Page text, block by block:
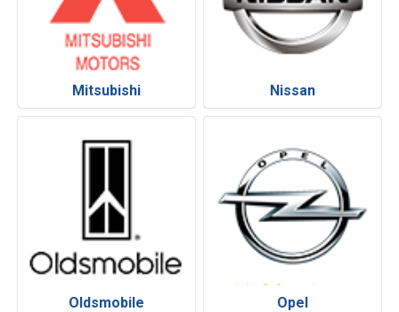
Mitsubishi Nissan
Oldsmobile Opel